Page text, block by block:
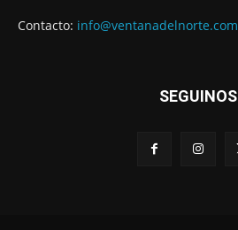
Contacto: info@ventanadelnorte.com
SEGUINOS